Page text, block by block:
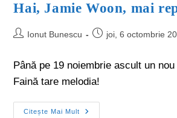
Hai, Jamie Woon, mai
Ionut Bunescu joi, 6 octombrie
Până pe 19 noiembrie ascult un
Faină tare melodia!
Citește Mai Mult